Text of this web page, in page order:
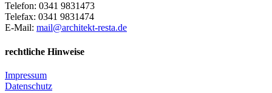
Telefon: 0341 9831473
Telefax: 0341 9831474
E-Mail: mail@architekt-resta.de
rechtliche Hinweise
Impressum
Datenschutz